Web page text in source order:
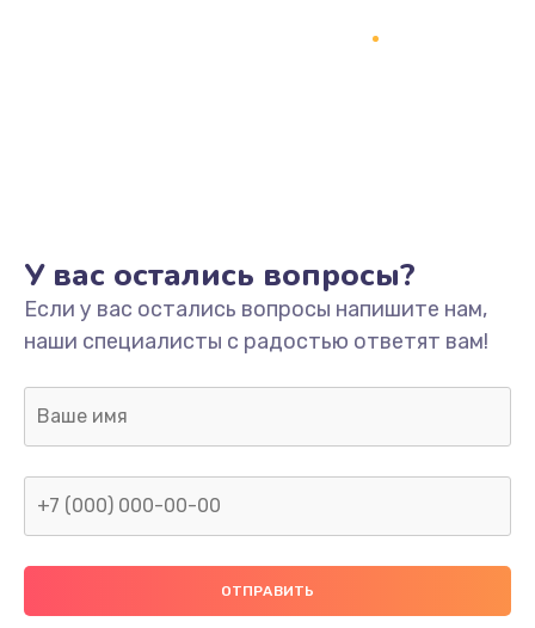
У вас остались вопросы?
Если у вас остались вопросы напишите нам,
наши специалисты с радостью ответят вам!